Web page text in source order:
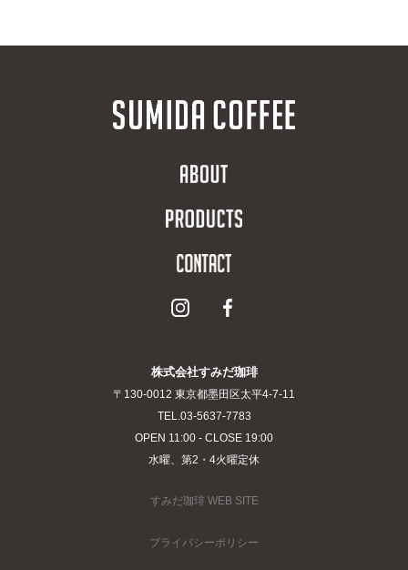
株式会社すみだ珈琲
〒130-0012 東京都墨田区太平4-7-11
TEL.03-5637-7783
OPEN 11:00 - CLOSE 19:00
水曜、第2・4火曜定休
すみだ珈琲 WEB SITE
プライバシーポリシー